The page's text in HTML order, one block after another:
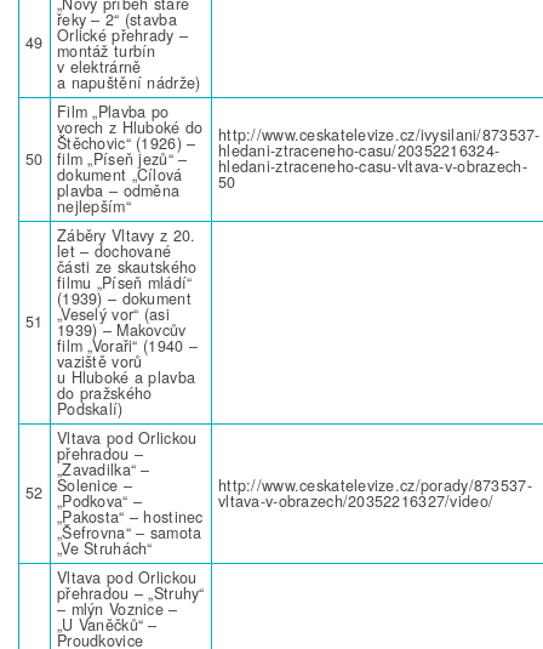
49
řeky – 2“ (stavba
Orlické přehrady –
montáž turbín
v elektrárně
a napuštění nádrže)
50
Film „Plavba po
vorech z Hluboké do
Štěchovic“ (1926) –
film „Píseň jezů“ –
dokument „Cílová
plavba – odměna
nejlepším“
http://www.ceskatelevize.cz/ivysilani/873537-
hledani-ztraceneho-casu/20352216324-
hledani-ztraceneho-casu-vltava-v-obrazech-
50
51
Záběry Vltavy z 20.
let – dochované
části ze skautského
filmu „Píseň mládí“
(1939) – dokument
„Veselý vor“ (asi
1939) – Makovcův
film „Voraři“ (1940 –
vaziště vorů
u Hluboké a plavba
do pražského
Podskalí)
52
Vltava pod Orlickou
přehradou –
„Zavadilka“ –
Solenice –
„Podkova“ –
„Pakosta“ – hostinec
„Šefrovna“ – samota
„Ve Struhách“
http://www.ceskatelevize.cz/porady/873537-
vltava-v-obrazech/20352216327/video/
Vltava pod Orlickou
přehradou – „Struhy“
– mlýn Voznice –
„U Vaněčků“ –
Proudkovice